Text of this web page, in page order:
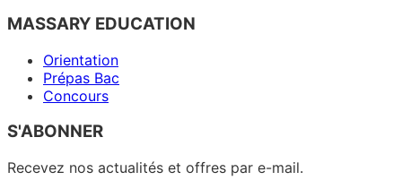
MASSARY EDUCATION
Orientation
Prépas Bac
Concours
S'ABONNER
Recevez nos actualités et offres par e-mail.